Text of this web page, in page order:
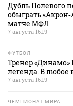
Дубль Полевого
обыграть
матче МФЛ
7 августа 16:19
ФУТБОЛ
Тренер
легенда. В
7 августа 16:19
ЧЕМПИОНАТ МИРА